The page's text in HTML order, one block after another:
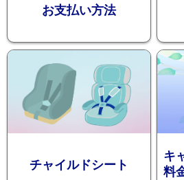
シ
お支払い方法
チャイルドシート
キ
料